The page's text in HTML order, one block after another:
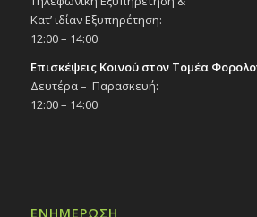
Κατ’ ιδίαν Εξυπηρέτηση:
12:00 – 14:00
Επισκέψεις Κοινού στον Τομέα
Δευτέρα – Παρασκευή:
12:00 – 14:00
ΕΝΗΜΕΡΩΣΗ